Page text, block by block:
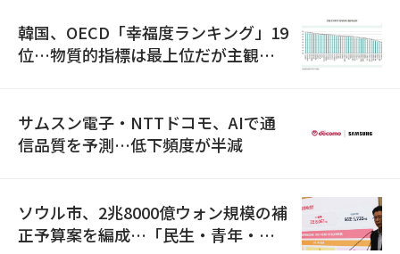
韓国、OECD「幸福度ランキング」19
位…物質的指標は最上位だが主観的
サムスン電子・NTTドコモ、AIで通
信品質を予測…低下頻度が半減
ソウル市、2兆8000億ウォン規模の補
正予算案を編成…「民生・青年・安